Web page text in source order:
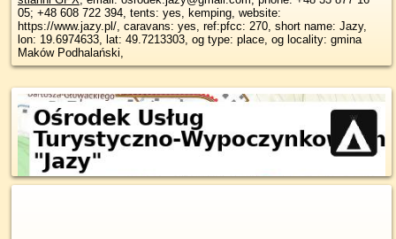
05; +48 608 722 394, tents: yes, kemping, website:
https://www.jazy.pl/, caravans: yes, ref:pfcc: 270, short name: Jazy,
lon: 19.6974633, lat: 49.7213303, og type: place, og locality: gmina
Maków Podhalański,